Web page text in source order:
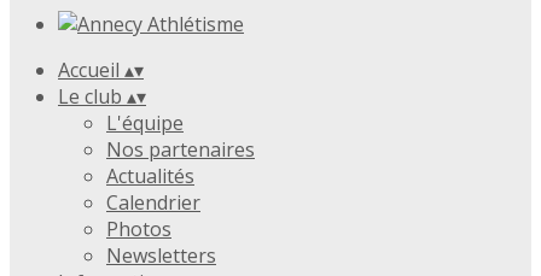
Accueil ▴▾
Le club ▴▾
L'équipe
Nos partenaires
Actualités
Calendrier
Photos
Newsletters